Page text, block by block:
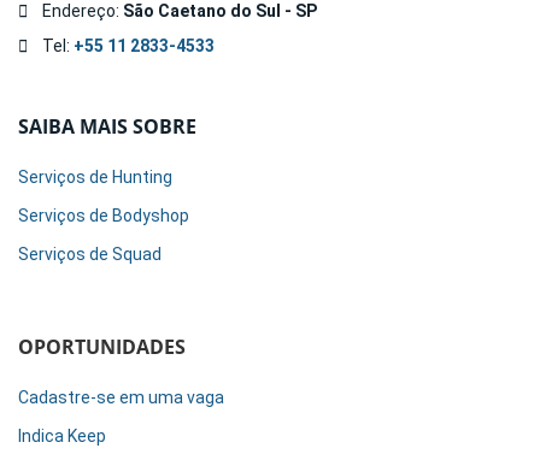
Endereço: São Caetano do Sul - SP
Tel: +55 11 2833-4533
SAIBA MAIS SOBRE
Serviços de Hunting
Serviços de Bodyshop
Serviços de Squad
OPORTUNIDADES
Cadastre-se em uma vaga
Indica Keep